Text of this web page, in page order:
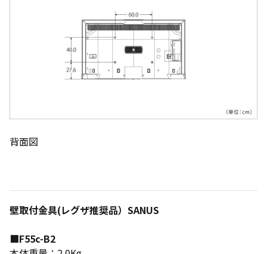
背面図
壁取付金具(レグザ推奨品）SANUS
■F55c-B2